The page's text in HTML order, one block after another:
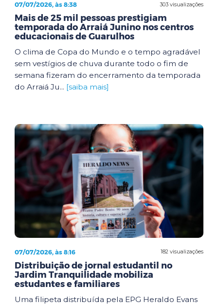
303 visualizações
07/07/2026, às 8:38
Mais de 25 mil pessoas prestigiam
temporada do Arraiá Junino nos centros
educacionais de Guarulhos
O clima de Copa do Mundo e o tempo agradável
sem vestígios de chuva durante todo o fim de
semana fizeram do encerramento da temporada
do Arraiá Ju... [saiba mais]
182 visualizações
07/07/2026, às 8:16
Distribuição de jornal estudantil no
Jardim Tranquilidade mobiliza
estudantes e familiares
Uma filipeta distribuída pela EPG Heraldo Evans